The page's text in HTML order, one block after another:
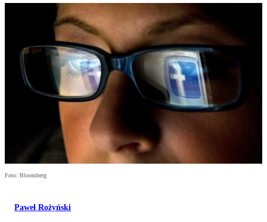
Foto: Bloomberg
Paweł Rożyński